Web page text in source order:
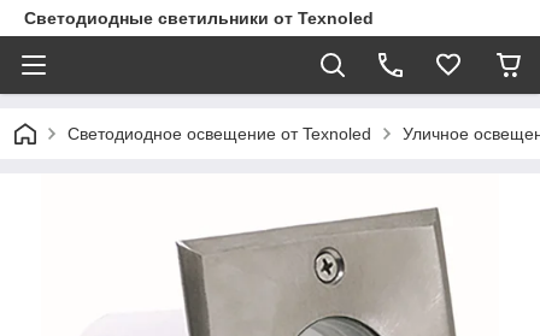
Светодиодные светильники от Texnoled
Светодиодное освещение от Texnoled Уличное